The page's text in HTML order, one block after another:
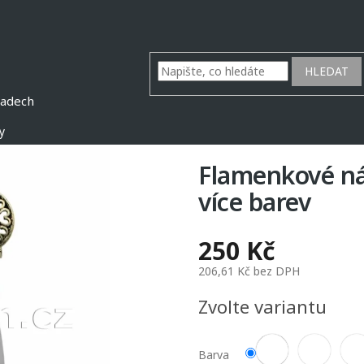
HLEDAT
Flamenkové
více barev
250 Kč
206,61 Kč bez DPH
cena:
Zvolte variantu
Barva